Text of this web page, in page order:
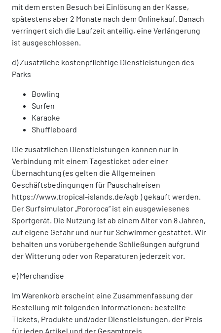
mit dem ersten Besuch bei Einlösung an der Kasse,
spätestens aber 2 Monate nach dem Onlinekauf. Danach
verringert sich die Laufzeit anteilig, eine Verlängerung
ist ausgeschlossen.
d) Zusätzliche kostenpflichtige Dienstleistungen des
Parks
Bowling
Surfen
Karaoke
Shuffleboard
Die zusätzlichen Dienstleistungen können nur in
Verbindung mit einem Tagesticket oder einer
Übernachtung (es gelten die Allgemeinen
Geschäftsbedingungen für Pauschalreisen
https://www.tropical-islands.de/agb ) gekauft werden.
Der Surfsimulator „Pororoca“ ist ein ausgewiesenes
Sportgerät. Die Nutzung ist ab einem Alter von 8 Jahren,
auf eigene Gefahr und nur für Schwimmer gestattet. Wir
behalten uns vorübergehende Schließungen aufgrund
der Witterung oder von Reparaturen jederzeit vor.
e) Merchandise
Im Warenkorb erscheint eine Zusammenfassung der
Bestellung mit folgenden Informationen: bestellte
Tickets, Produkte und/oder Dienstleistungen, der Preis
für jeden Artikel und der Gesamtpreis.